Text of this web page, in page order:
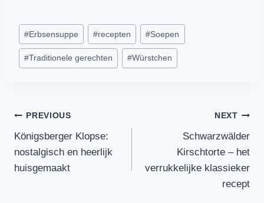
Post
Tags:
#Erbsensuppe #recepten #Soepen
#Traditionele gerechten #Würstchen
Post
navigation
PREVIOUS
Königsberger Klopse:
nostalgisch en heerlijk
huisgemaakt
NEXT
Schwarzwälder
Kirschtorte – het
verrukkelijke klassieker
recept